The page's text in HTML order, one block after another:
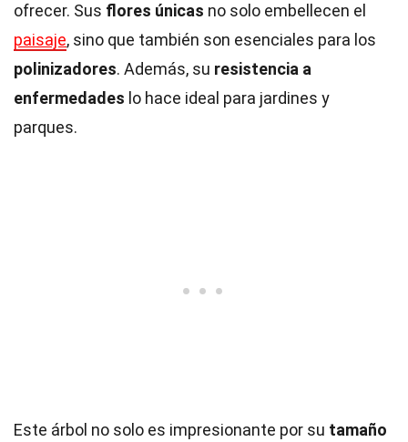
ofrecer. Sus flores únicas no solo embellecen el
paisaje, sino que también son esenciales para los
polinizadores. Además, su resistencia a
enfermedades lo hace ideal para jardines y
parques.
Este árbol no solo es impresionante por su tamaño